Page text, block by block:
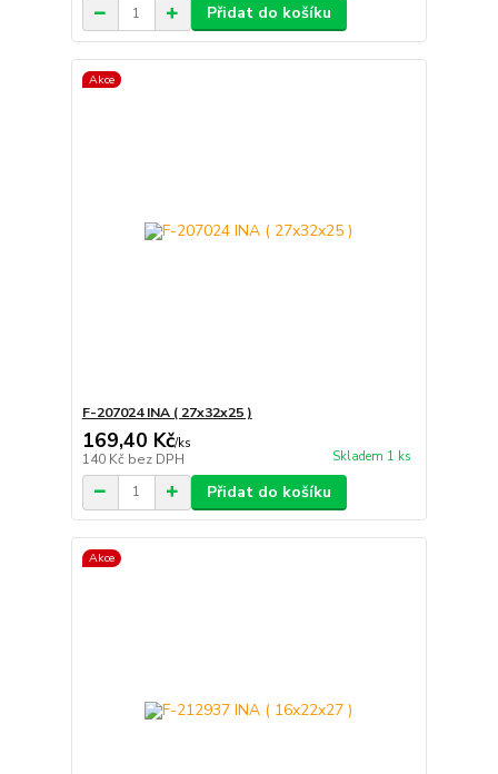
Přidat do košíku
Akce
F-207024 INA ( 27x32x25 )
169,40 Kč/ks
140 Kč bez DPH Skladem 1 ks
Přidat do košíku
Akce